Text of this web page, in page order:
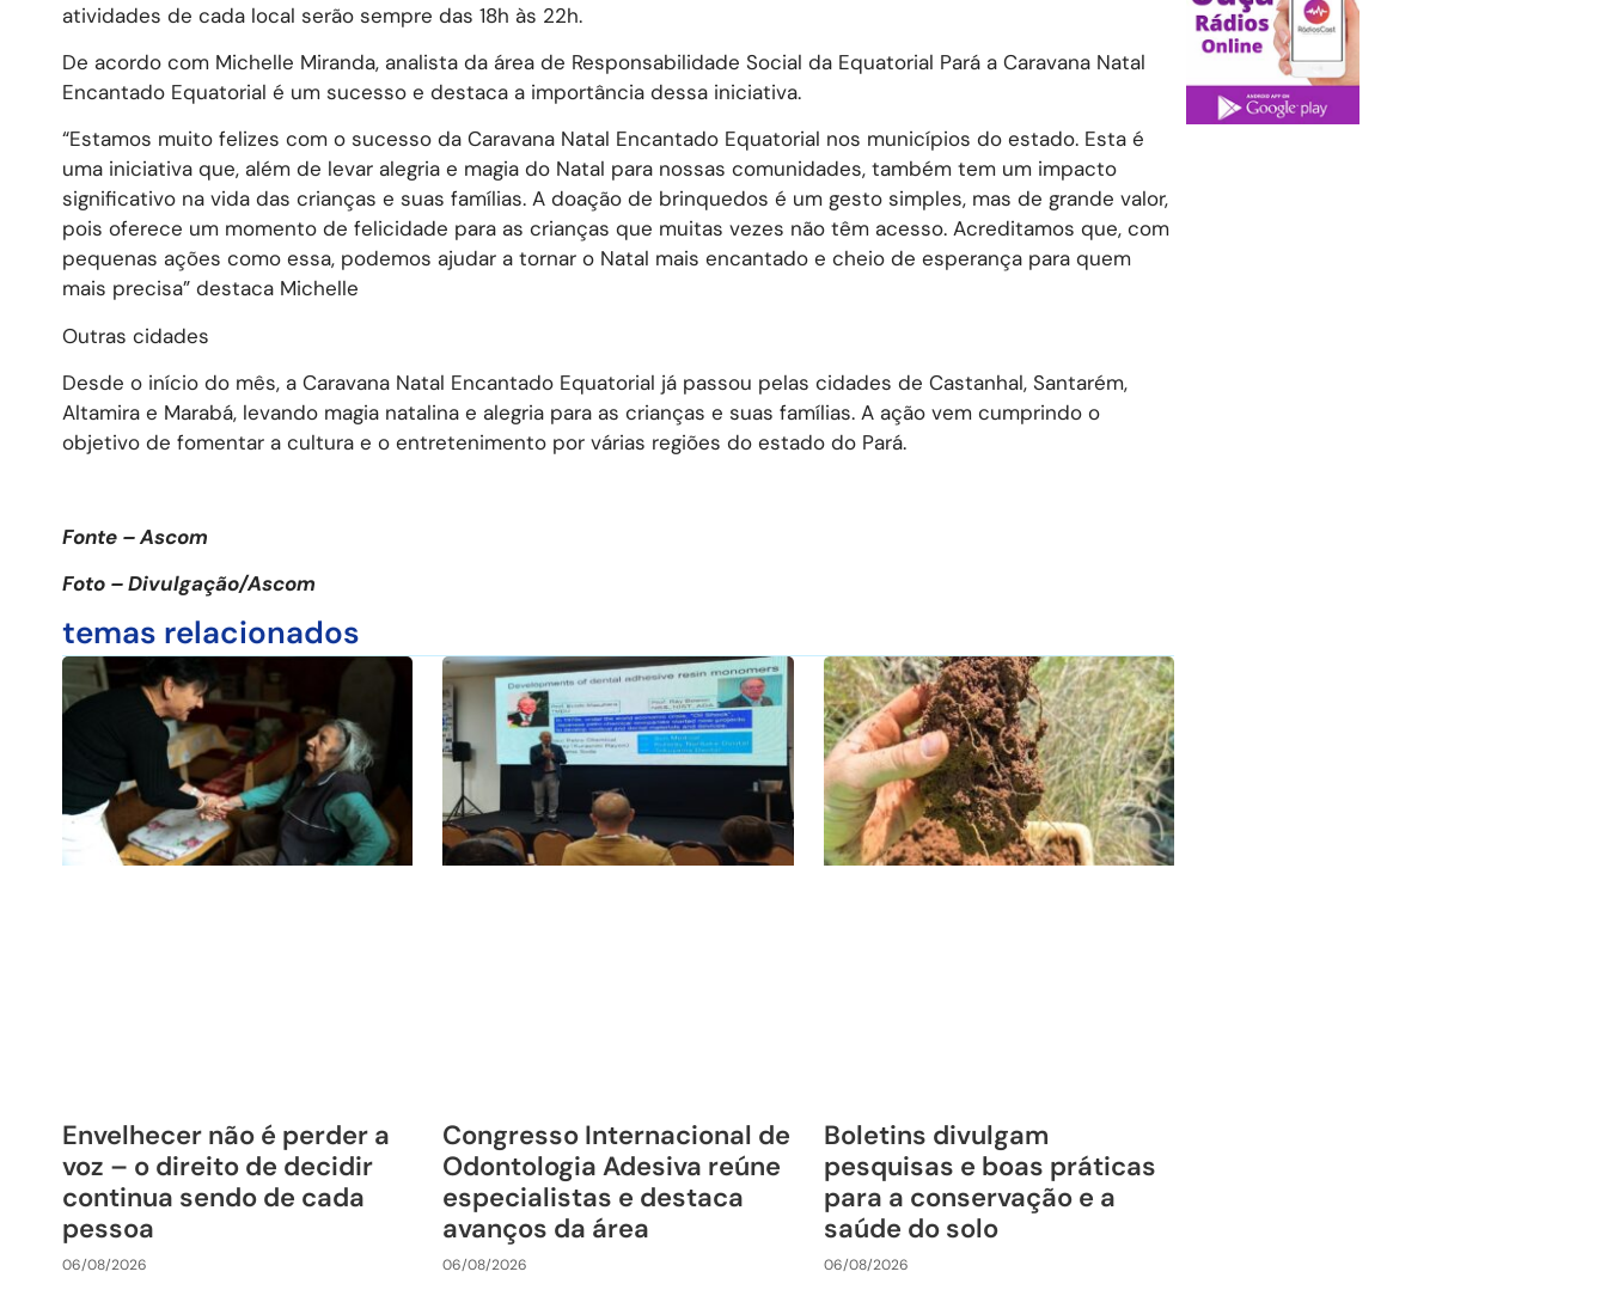
atividades de cada local serão sempre das 18h às 22h.
De acordo com Michelle Miranda, analista da área de Responsabilidade Social da Equatorial Pará a Caravana Natal
Encantado Equatorial é um sucesso e destaca a importância dessa iniciativa.
“Estamos muito felizes com o sucesso da Caravana Natal Encantado Equatorial nos municípios do estado. Esta é
uma iniciativa que, além de levar alegria e magia do Natal para nossas comunidades, também tem um impacto
significativo na vida das crianças e suas famílias. A doação de brinquedos é um gesto simples, mas de grande valor,
pois oferece um momento de felicidade para as crianças que muitas vezes não têm acesso. Acreditamos que, com
pequenas ações como essa, podemos ajudar a tornar o Natal mais encantado e cheio de esperança para quem
mais precisa” destaca Michelle
Outras cidades
Desde o início do mês, a Caravana Natal Encantado Equatorial já passou pelas cidades de Castanhal, Santarém,
Altamira e Marabá, levando magia natalina e alegria para as crianças e suas famílias. A ação vem cumprindo o
objetivo de fomentar a cultura e o entretenimento por várias regiões do estado do Pará.
Fonte – Ascom
Foto – Divulgação/Ascom
temas relacionados
Envelhecer não é perder a
voz – o direito de decidir
continua sendo de cada
pessoa
06/08/2026
Congresso Internacional de
Odontologia Adesiva reúne
especialistas e destaca
avanços da área
06/08/2026
Boletins divulgam
pesquisas e boas práticas
para a conservação e a
saúde do solo
06/08/2026